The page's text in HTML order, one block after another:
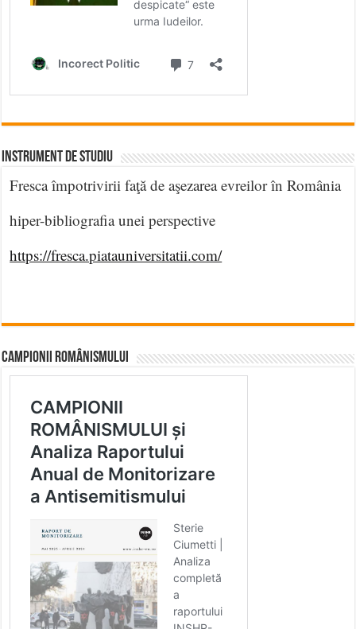
INSTRUMENT DE STUDIU
Fresca împotrivirii faţă de aşezarea evreilor în România
hiper-bibliografia unei perspective
https://fresca.piatauniversitatii.com/
CAMPIONII ROMÂNISMULUI